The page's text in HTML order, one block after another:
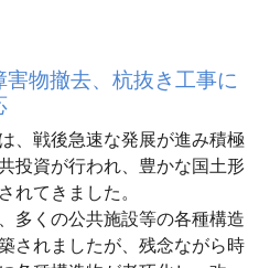
害物撤去、杭抜き工事に
、戦後急速な発展が進み積極
投資が行われ、豊かな国土形
れてきました。
多くの公共施設等の各種構造
されましたが、残念ながら時